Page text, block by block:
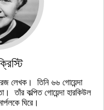
লেখক। তিনি ৬৬ গোয়েন্দা
তাঁর কল্পিত গোয়েন্দা হারকিউল
ঘিরে।